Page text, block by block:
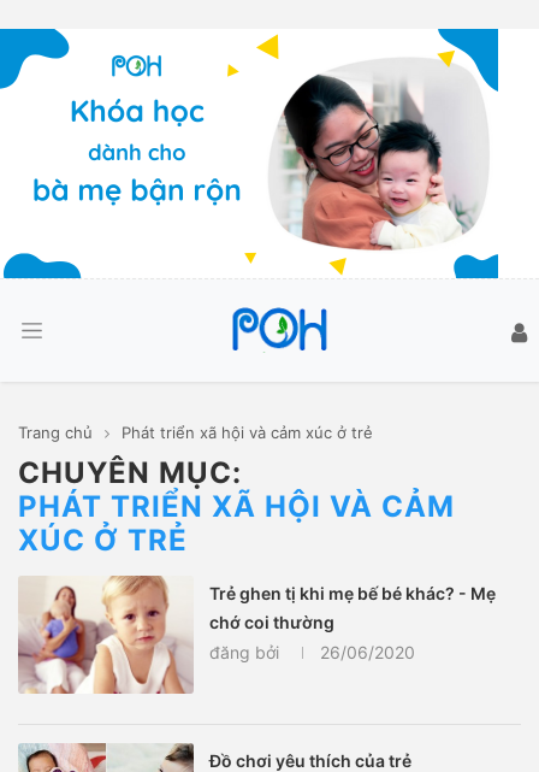
Trang chủ Phát triển xã hội và cảm xúc ở trẻ
CHUYÊN MỤC:
PHÁT TRIỂN XÃ HỘI VÀ CẢM
XÚC Ở TRẺ
Trẻ ghen tị khi mẹ bế bé khác? - Mẹ
chớ coi thường
đăng bởi
26/06/2020
Đồ chơi yêu thích của trẻ